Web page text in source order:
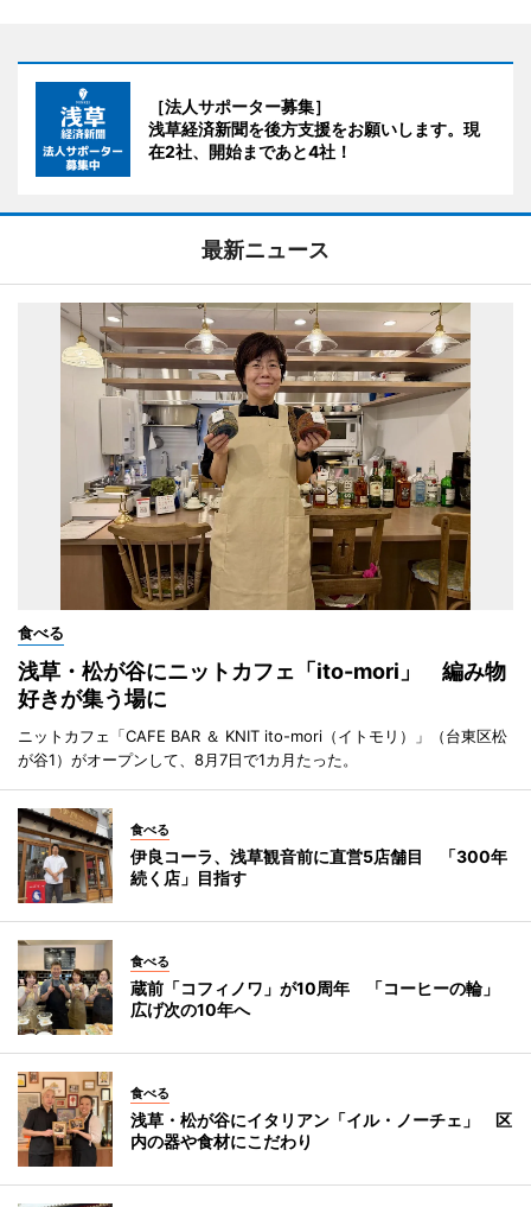
［法人サポーター募集］
浅草経済新聞を後方支援をお願いします。現
在2社、開始まであと4社！
最新ニュース
食べる
浅草・松が谷にニットカフェ「ito-mori」 編み物
好きが集う場に
ニットカフェ「CAFE BAR ＆ KNIT ito-mori（イトモリ）」（台東区松
が谷1）がオープンして、8月7日で1カ月たった。
食べる
伊良コーラ、浅草観音前に直営5店舗目 「300年
続く店」目指す
食べる
蔵前「コフィノワ」が10周年 「コーヒーの輪」
広げ次の10年へ
食べる
浅草・松が谷にイタリアン「イル・ノーチェ」 区
内の器や食材にこだわり